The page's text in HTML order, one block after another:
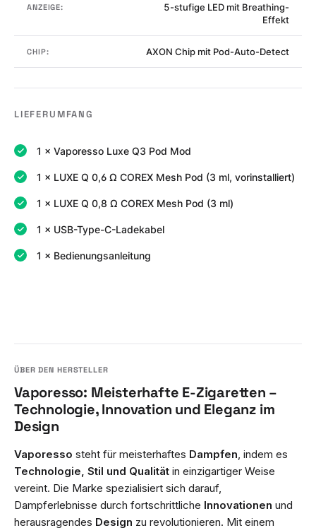
ANZEIGE:
5-stufige LED mit Breathing-
Effekt
CHIP: AXON Chip mit Pod-Auto-Detect
LIEFERUMFANG
1 × Vaporesso Luxe Q3 Pod Mod
1 × LUXE Q 0,6 Ω COREX Mesh Pod (3 ml, vorinstalliert)
1 × LUXE Q 0,8 Ω COREX Mesh Pod (3 ml)
1 × USB-Type-C-Ladekabel
1 × Bedienungsanleitung
Vaporesso: Meisterhafte E-Zigaretten –
Technologie, Innovation und Eleganz im
Design
Vaporesso steht für meisterhaftes Dampfen , indem es
Technologie, Stil und Qualität in einzigartiger Weise
vereint. Die Marke spezialisiert sich darauf,
Dampferlebnisse durch fortschrittliche Innovationen und
herausragendes Design zu revolutionieren. Mit einem